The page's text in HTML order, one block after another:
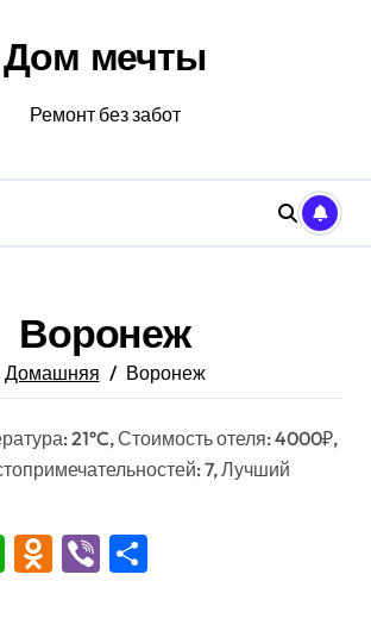
Дом мечты
Ремонт без забот
Воронеж
Домашняя Воронеж
21°C, Стоимость отеля: 4000₽,
7, Лучший
WhatsApp
Odnoklassniki
Viber